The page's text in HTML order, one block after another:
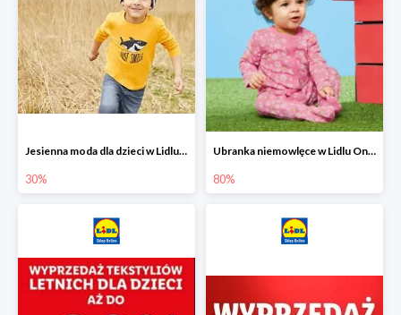
Jesienna moda dla dzieci w Lidlu Online do -30%
30%
Ubranka niemowlęce w Lidlu Online do -80%
80%